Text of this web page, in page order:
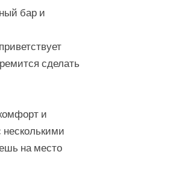
бар и
сделать
и
на место